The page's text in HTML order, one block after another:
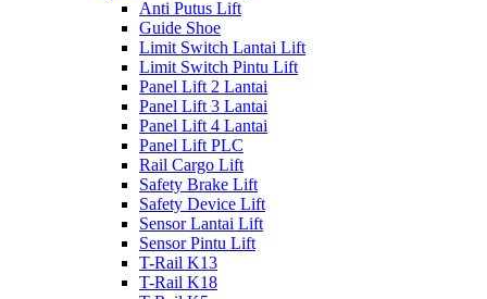
Anti Putus Lift
Guide Shoe
Limit Switch Lantai Lift
Limit Switch Pintu Lift
Panel Lift 2 Lantai
Panel Lift 3 Lantai
Panel Lift 4 Lantai
Panel Lift PLC
Rail Cargo Lift
Safety Brake Lift
Safety Device Lift
Sensor Lantai Lift
Sensor Pintu Lift
T-Rail K13
T-Rail K18